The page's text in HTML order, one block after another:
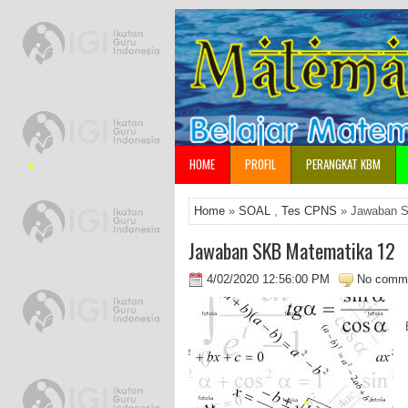
HOME PROFIL PERANGKAT KBM
Home » SOAL , Tes CPNS » Jawaban
Jawaban SKB Matematika 12
4/02/2020 12:56:00 PM No
•